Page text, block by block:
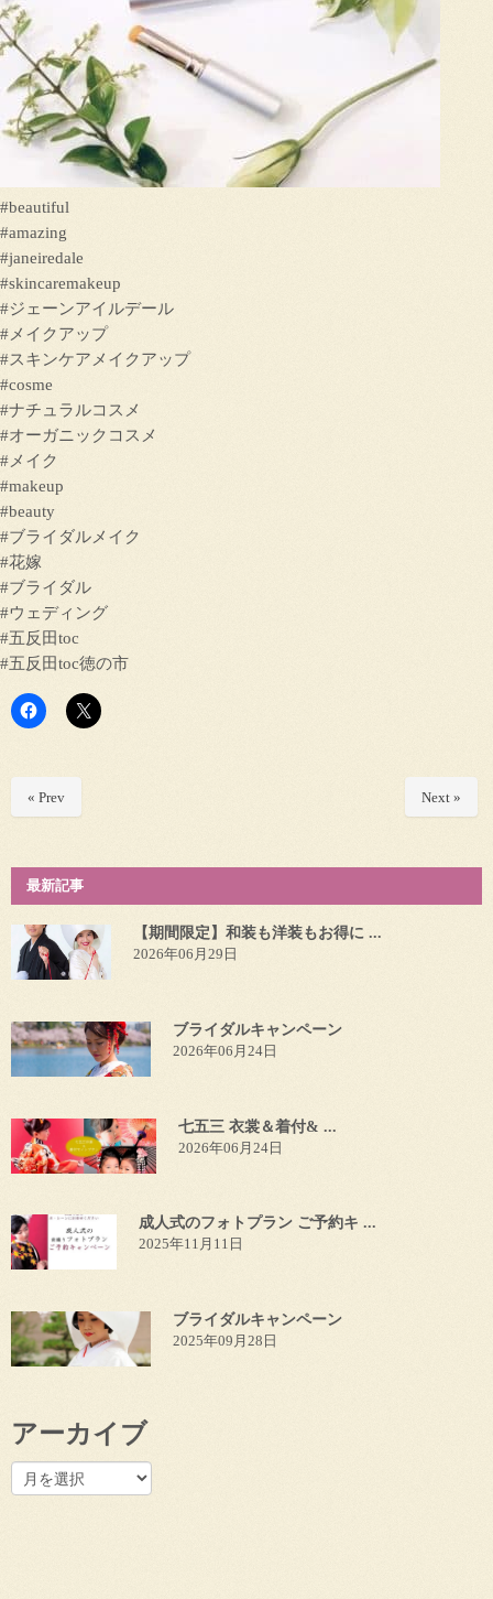
#beautiful
#amazing
#janeiredale
#skincaremakeup
#ジェーンアイルデール
#メイクアップ
#スキンケアメイクアップ
#cosme
#ナチュラルコスメ
#オーガニックコスメ
#メイク
#makeup
#beauty
#ブライダルメイク
#花嫁
#ブライダル
#ウェディング
#五反田toc
#五反田toc徳の市
« Prev Next »
最新記事
【期間限定】和装も洋装もお得に ...
2026年06月29日
ブライダルキャンペーン
2026年06月24日
七五三 衣裳＆着付& ...
2026年06月24日
成人式のフォトプラン ご予約キ ...
2025年11月11日
ブライダルキャンペーン
2025年09月28日
アーカイブ